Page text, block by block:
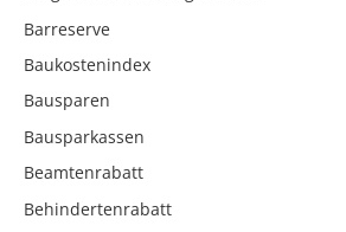
Barreserve
Baukostenindex
Bausparen
Bausparkassen
Beamtenrabatt
Behindertenrabatt